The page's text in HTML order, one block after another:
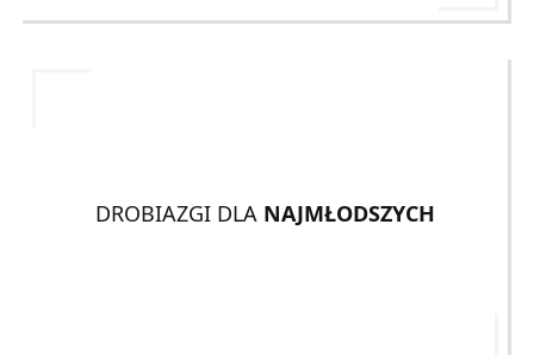
DROBIAZGI DLA NAJMŁODSZYCH